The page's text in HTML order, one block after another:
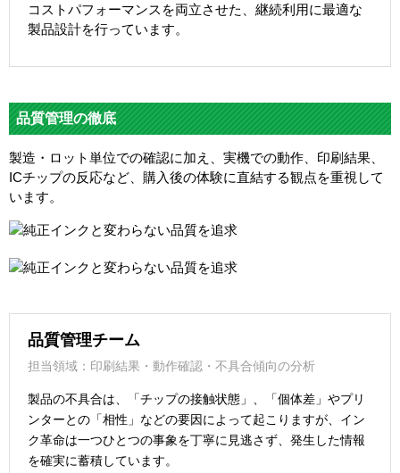
コストパフォーマンスを両立させた、継続利用に最適な
製品設計を行っています。
品質管理の徹底
製造・ロット単位での確認に加え、実機での動作、印刷結果、
ICチップの反応など、購入後の体験に直結する観点を重視して
います。
品質管理チーム
担当領域：印刷結果・動作確認・不具合傾向の分析
製品の不具合は、「チップの接触状態」、「個体差」やプリ
ンターとの「相性」などの要因によって起こりますが、イン
ク革命は一つひとつの事象を丁寧に見逃さず、発生した情報
を確実に蓄積しています。